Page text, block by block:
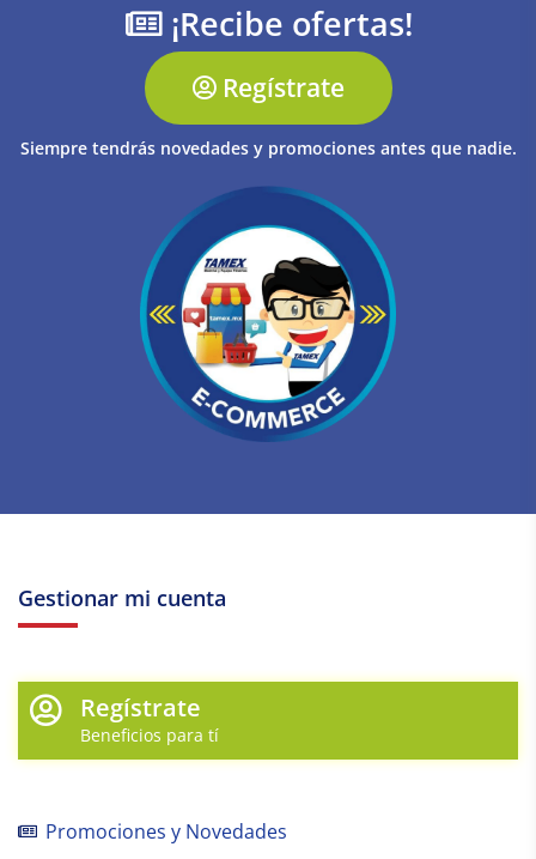
¡Recibe ofertas!
Regístrate
Siempre tendrás novedades y promociones antes que nadie.
Gestionar mi cuenta
Regístrate
Beneficios para tí
Promociones y Novedades